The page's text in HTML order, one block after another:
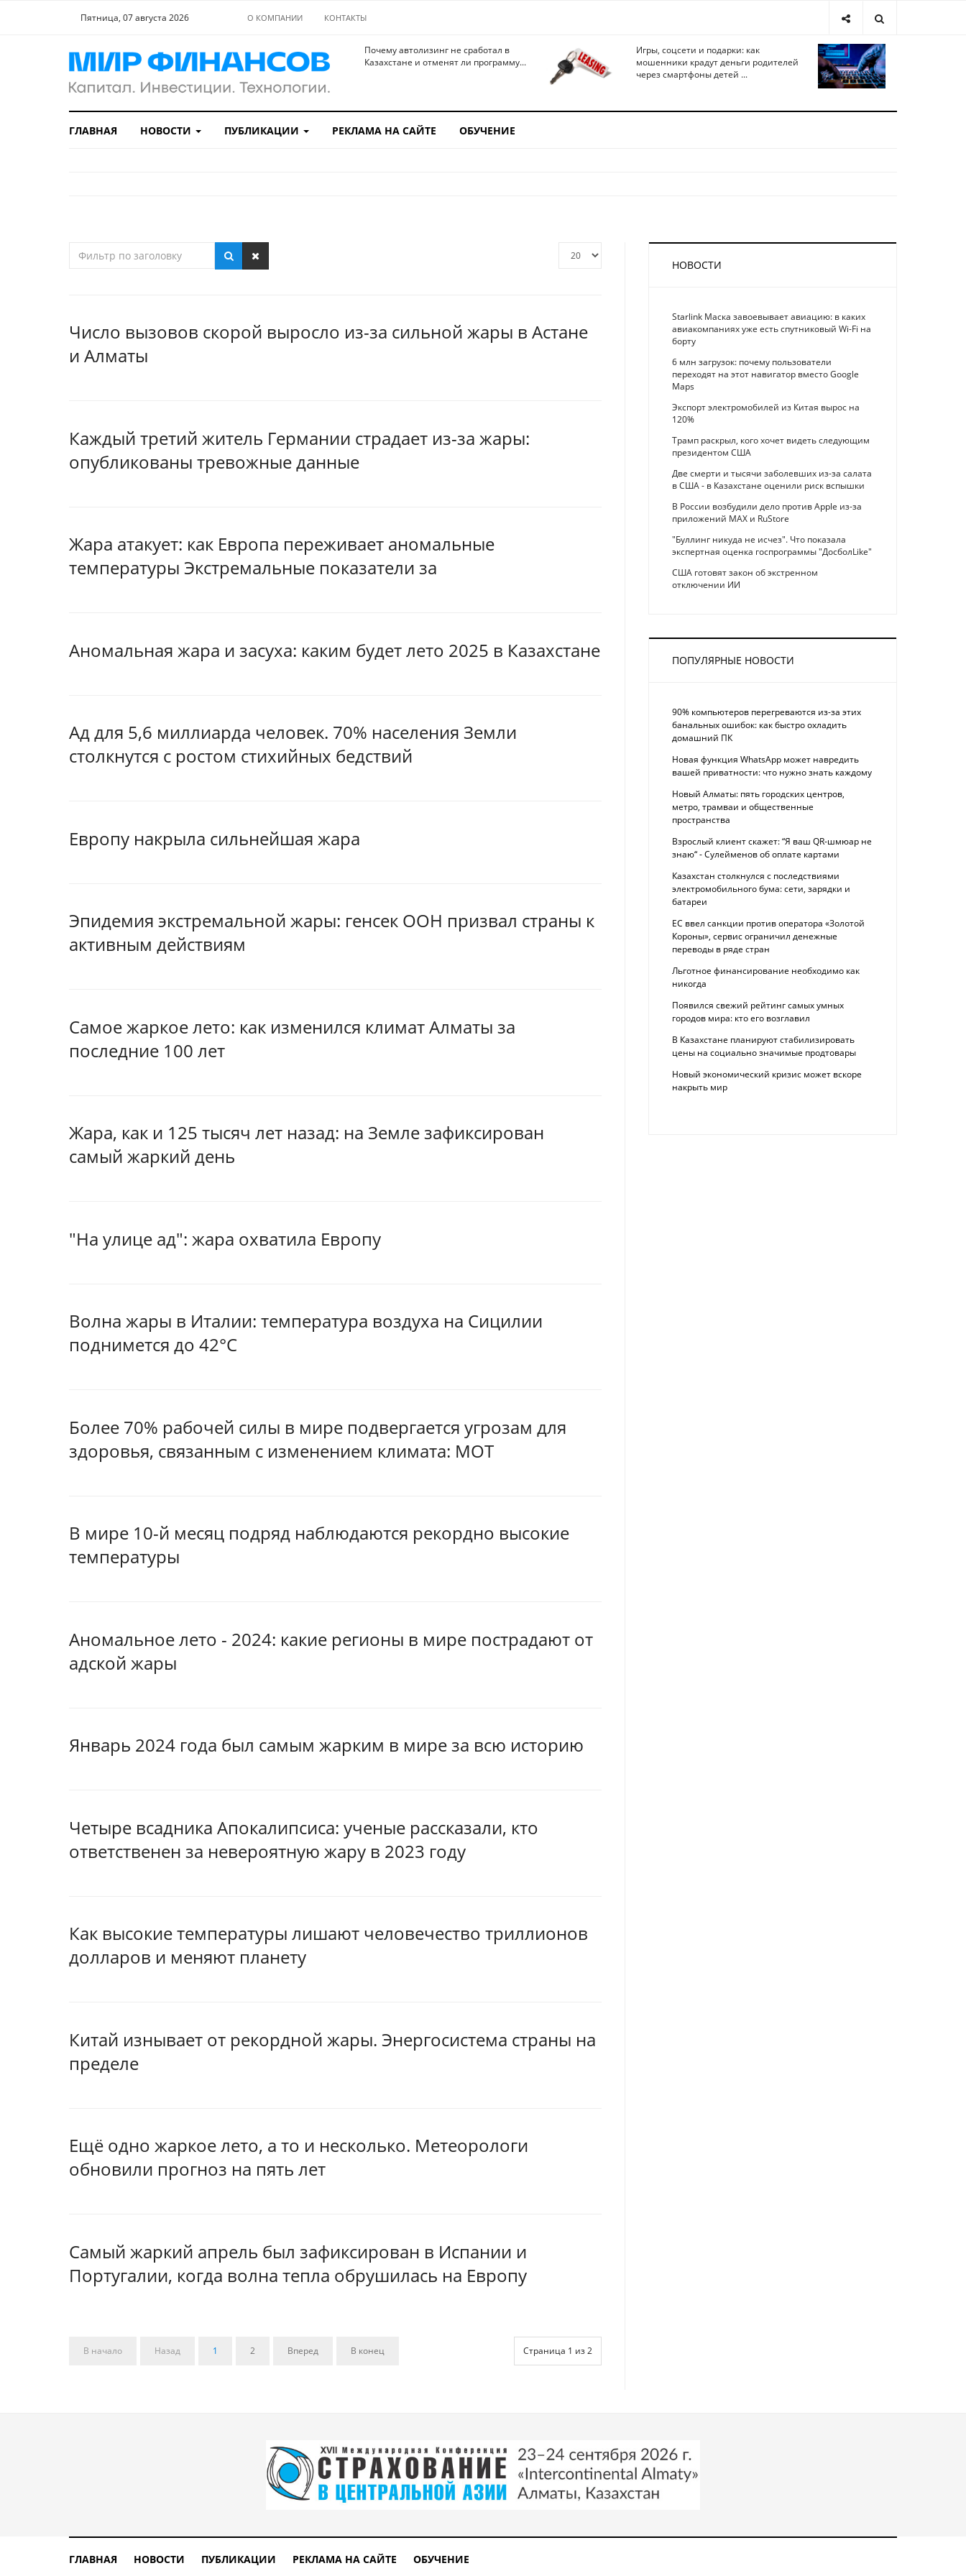
Пятница, 07 августа 2026 О КОМПАНИИ КОНТАКТЫ
Почему автолизинг не сработал в
Казахстане и отменят ли программу...
Игры, соцсети и подарки: как
мошенники крадут деньги родителей
через смартфоны детей ...
ГЛАВНАЯ НОВОСТИ ПУБЛИКАЦИИ РЕКЛАМА НА САЙТЕ ОБУЧЕНИЕ
Число вызовов скорой выросло из-за сильной жары в Астане
и Алматы
Каждый третий житель Германии страдает из-за жары:
опубликованы тревожные данные
Жара атакует: как Европа переживает аномальные
температуры Экстремальные показатели за
Аномальная жара и засуха: каким будет лето 2025 в Казахстане
Ад для 5,6 миллиарда человек. 70% населения Земли
столкнутся с ростом стихийных бедствий
Европу накрыла сильнейшая жара
Эпидемия экстремальной жары: генсек ООН призвал страны к
активным действиям
Самое жаркое лето: как изменился климат Алматы за
последние 100 лет
Жара, как и 125 тысяч лет назад: на Земле зафиксирован
самый жаркий день
"На улице ад": жара охватила Европу
Волна жары в Италии: температура воздуха на Сицилии
поднимется до 42°C
Более 70% рабочей силы в мире подвергается угрозам для
здоровья, связанным с изменением климата: МОТ
В мире 10-й месяц подряд наблюдаются рекордно высокие
температуры
Аномальное лето - 2024: какие регионы в мире пострадают от
адской жары
Январь 2024 года был самым жарким в мире за всю историю
Четыре всадника Апокалипсиса: ученые рассказали, кто
ответственен за невероятную жару в 2023 году
Как высокие температуры лишают человечество триллионов
долларов и меняют планету
Китай изнывает от рекордной жары. Энергосистема страны на
пределе
Ещё одно жаркое лето, а то и несколько. Метеорологи
обновили прогноз на пять лет
Самый жаркий апрель был зафиксирован в Испании и
Португалии, когда волна тепла обрушилась на Европу
Страница 1 из 2
В начало Назад 1 2 Вперед В конец
НОВОСТИ
Starlink Маска завоевывает авиацию: в каких
авиакомпаниях уже есть спутниковый Wi-Fi на
борту
6 млн загрузок: почему пользователи
переходят на этот навигатор вместо Google
Maps
Экспорт электромобилей из Китая вырос на
120%
Трамп раскрыл, кого хочет видеть следующим
президентом США
Две смерти и тысячи заболевших из-за салата
в США - в Казахстане оценили риск вспышки
В России возбудили дело против Apple из-за
приложений MAX и RuStore
"Буллинг никуда не исчез". Что показала
экспертная оценка госпрограммы "ДосболLike"
США готовят закон об экстренном
отключении ИИ
ПОПУЛЯРНЫЕ НОВОСТИ
90% компьютеров перегреваются из-за этих
банальных ошибок: как быстро охладить
домашний ПК
Новая функция WhatsApp может навредить
вашей приватности: что нужно знать каждому
Новый Алматы: пять городских центров,
метро, трамваи и общественные
пространства
Взрослый клиент скажет: “Я ваш QR-шмюар не
знаю“ - Сулейменов об оплате картами
Казахстан столкнулся с последствиями
электромобильного бума: сети, зарядки и
батареи
ЕС ввел санкции против оператора «Золотой
Короны», сервис ограничил денежные
переводы в ряде стран
Льготное финансирование необходимо как
никогда
Появился свежий рейтинг самых умных
городов мира: кто его возглавил
В Казахстане планируют стабилизировать
цены на социально значимые продтовары
Новый экономический кризис может вскоре
накрыть мир
ГЛАВНАЯ НОВОСТИ ПУБЛИКАЦИИ РЕКЛАМА НА САЙТЕ ОБУЧЕНИЕ